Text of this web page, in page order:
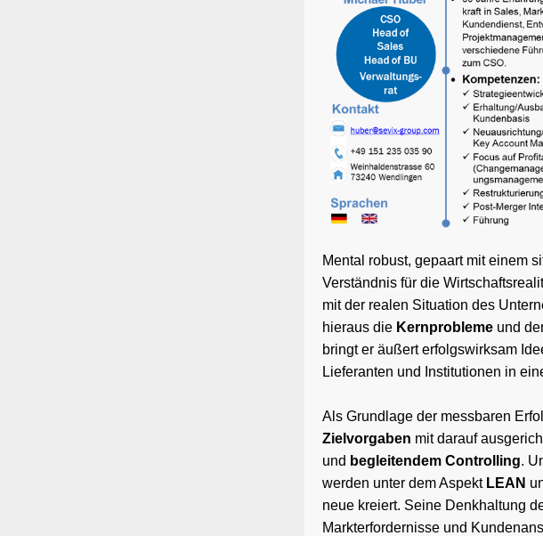
Mental robust, gepaart mit einem
Verständnis für die
mit der realen Situation des
hieraus die Kernprobleme und
bringt er äußert erfolgswirksam
Lieferanten und Institutionen in
Als Grundlage der messbaren
Zielvorgaben mit darauf
und begleitendem Controlling.
werden unter dem Aspekt LEAN
neue kreiert. Seine Denkhaltung
Markterfordernisse und